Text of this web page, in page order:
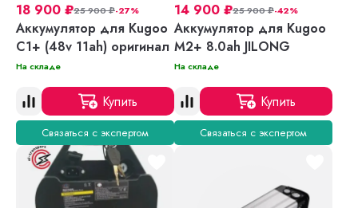
18 900 ₽25 900₽-27%
Аккумулятор для Kugoo
C1+ (48v 11ah) оригинал
На складе
Купить
Связаться с экспертом
14 900 ₽25 900₽-42%
Аккумулятор для Kugoo
M2+ 8.0ah JILONG
На складе
Купить
Связаться с экспертом